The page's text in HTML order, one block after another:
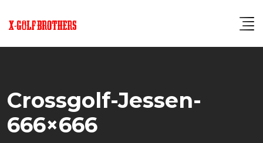
Crossgolf-Jessen-
666×666